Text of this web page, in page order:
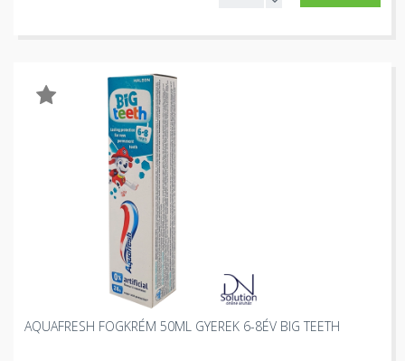
AQUAFRESH FOGKRÉM 50ML GYEREK 6-8ÉV BIG TEETH